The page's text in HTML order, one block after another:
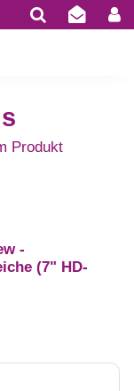
Produkt
-
(7" HD-